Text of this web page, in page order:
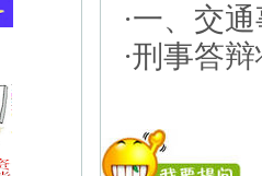
·一、交
·刑事答